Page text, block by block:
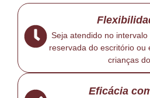
Seja atendido no
reservada do escritório ou
crianças
Eficácia